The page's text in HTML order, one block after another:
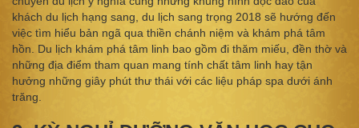
khách du lịch hạng sang, du lịch sang trọng 2018 sẽ hướng đến
việc tìm hiểu bản ngã qua thiền chánh niệm và khám phá tâm
hồn. Du lịch khám phá tâm linh bao gồm đi thăm miếu, đền thờ và
những địa điểm tham quan mang tính chất tâm linh hay tận
hưởng những giây phút thư thái với các liệu pháp spa dưới ánh
trăng.